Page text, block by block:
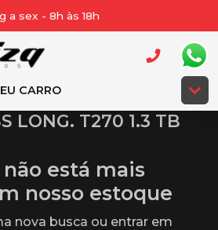
a sex - 8h às 18h
CARRO
LONG. T270 1.3 TB
está mais
nosso estoque
nova busca ou entrar em